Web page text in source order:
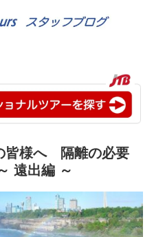
皆様へ 隔離の必要
遠出編 ～